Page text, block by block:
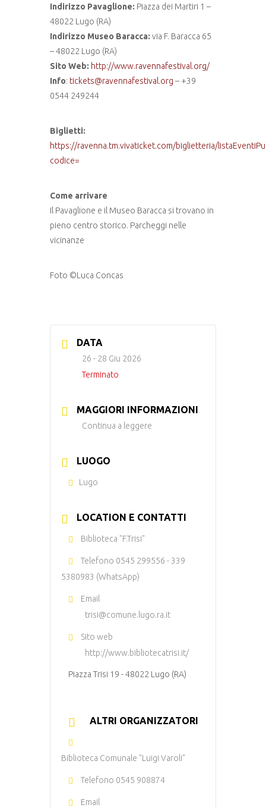
Indirizzo Pavaglione: Piazza dei Martiri 1 –
48022 Lugo (RA)
Indirizzo Museo Baracca: via F. Baracca 65
– 48022 Lugo (RA)
Sito Web: http://www.ravennafestival.org/
Info: tickets@ravennafestival.org – +39
0544 249244
Biglietti:
https://ravenna.tm.vivaticket.com/biglietteria/
codice=
Come arrivare
Il Pavaglione e il Museo Baracca si trovano in
pieno centro storico. Parcheggi nelle
vicinanze
Foto ©Luca Concas
DATA
26 - 28 Giu 2026
Terminato
MAGGIORI INFORMAZIONI
Continua a leggere
LUOGO
Lugo
LOCATION E CONTATTI
Biblioteca "F.Trisi"
Telefono 0545 299556 - 339
5380983 (WhatsApp)
Email
trisi@comune.lugo.ra.it
Sito web
http://www.bibliotecatrisi.it/
Piazza Trisi 19 - 48022 Lugo (RA)
ALTRI ORGANIZZATORI
Biblioteca Comunale "Luigi Varoli"
Telefono 0545 908874
Email